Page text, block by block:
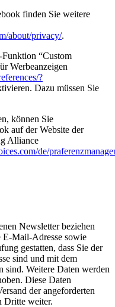
finden Sie weitere
about/privacy/.
Funktion “Custom
Werbeanzeigen
?
Dazu müssen Sie
können Sie
auf der Website der
Alliance
de/
Newsletter beziehen
E-Mail-Adresse sowie
gestatten, dass Sie der
sind und mit dem
sind. Weitere Daten werden
Diese Daten
der angeforderten
Dritte weiter.